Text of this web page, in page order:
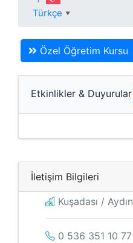
Türkçe ▼
Özel Öğretim Kursu
Etkinlikler & Duyurular
İletişim Bilgileri
Kuşadası / Aydın
0 536 351 10 77